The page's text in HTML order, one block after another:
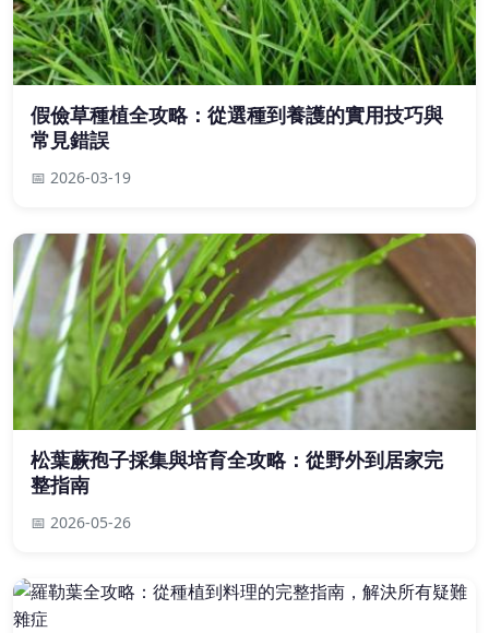
假儉草種植全攻略：從選種到養護的實用技巧與
常見錯誤
📅 2026-03-19
松葉蕨孢子採集與培育全攻略：從野外到居家完
整指南
📅 2026-05-26